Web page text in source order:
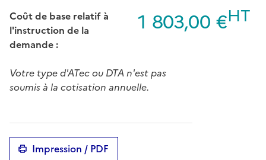
Coût de base relatif à
l'instruction de la
demande :
1 803,00 €HT
Votre type d'ATec ou DTA n'est pas
soumis à la cotisation annuelle.
Impression / PDF